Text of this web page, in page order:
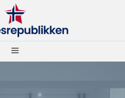
Meny